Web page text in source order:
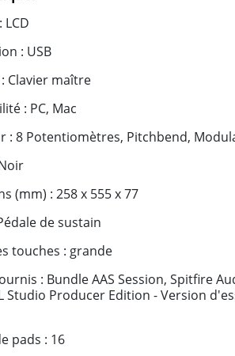
LCD
: USB
Clavier maître
: PC, Mac
: 8 Potentiomètres, Pitchbend,
(mm) : 258 x 555 x 77
de sustain
touches : grande
: Bundle AAS Session, Spitfire
Studio Producer Edition - Version
pads : 16